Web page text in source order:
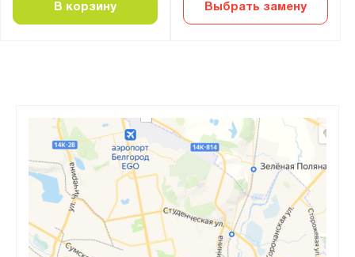
В корзину Выбрать замену